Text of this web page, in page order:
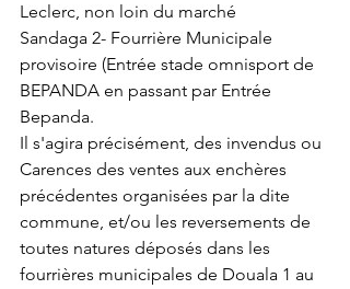
Leclerc, non loin du marché
Sandaga 2- Fourrière Municipale
provisoire (Entrée stade omnisport de
BEPANDA en passant par Entrée
Bepanda.
Il s'agira précisément, des invendus ou
Carences des ventes aux enchères
précédentes organisées par la dite
commune, et/ou les reversements de
toutes natures déposés dans les
fourrières municipales de Douala 1 au